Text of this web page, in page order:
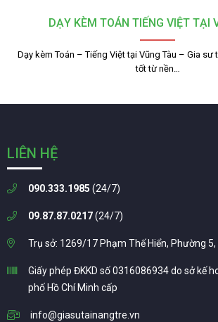
DẠY KÈM TOÁN TIẾNG VIỆT TẠI
Dạy kèm Toán – Tiếng Việt tại Vũng Tàu – Gia sư
tốt từ nền…
LIÊN HỆ
090.333.1985 (24/7)
09.87.87.0217(24/7)
Trụ sở: 1269/17 Phạm Thế Hiển, Phường 5,
Giấy phép ĐKKD số 0316086934 do sở kế
phố Hồ Chí Minh cấp
info@giasutainangtre.vn